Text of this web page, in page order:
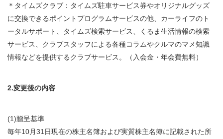
＊タイムズクラブ：タイムズ駐車サービス券やオリジナルグッズ
に交換できるポイントプログラムサービスの他、カーライフのト
ータルサポート、タイムズ検索サービス、くるま生活情報の検索
サービス、クラブスタッフによる各種コラムやクルマのマメ知識
情報などを提供するクラブサービス。（入会金・年会費無料）
2.変更後の内容
(1)贈呈基準
毎年10月31日現在の株主名簿および実質株主名簿に記載された所